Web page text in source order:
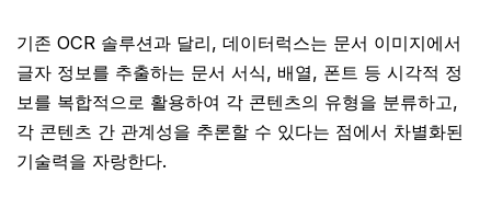
기존 OCR 솔루션과 달리, 데이터럭스는 문서 이미지에서
글자 정보를 추출하는 문서 서식, 배열, 폰트 등 시각적 정
보를 복합적으로 활용하여 각 콘텐츠의 유형을 분류하고,
각 콘텐츠 간 관계성을 추론할 수 있다는 점에서 차별화된
기술력을 자랑한다.